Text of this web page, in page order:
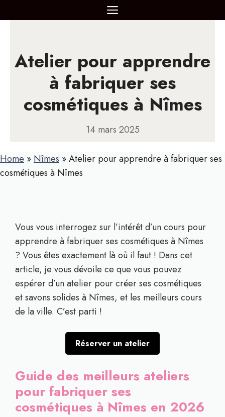
au
MENU
Atelier pour apprendre
à fabriquer ses
cosmétiques à Nîmes
14 mars 2025
Home » Nîmes »Atelier pour apprendre à fabriquer ses
cosmétiques à Nîmes
Vous vous interrogez sur l’intérêt d’un cours pour
apprendre à fabriquer ses cosmétiques à Nîmes
? Vous êtes exactement là où il faut ! Dans cet
article, je vous dévoile ce que vous pouvez
espérer d’un atelier pour créer ses cosmétiques
et savons solides à Nîmes, et les meilleurs cours
de la ville. C’est parti !
Réserver un atelier
Guide des meilleurs ateliers
pour fabriquer ses
cosmétiques à Nîmes en 2026